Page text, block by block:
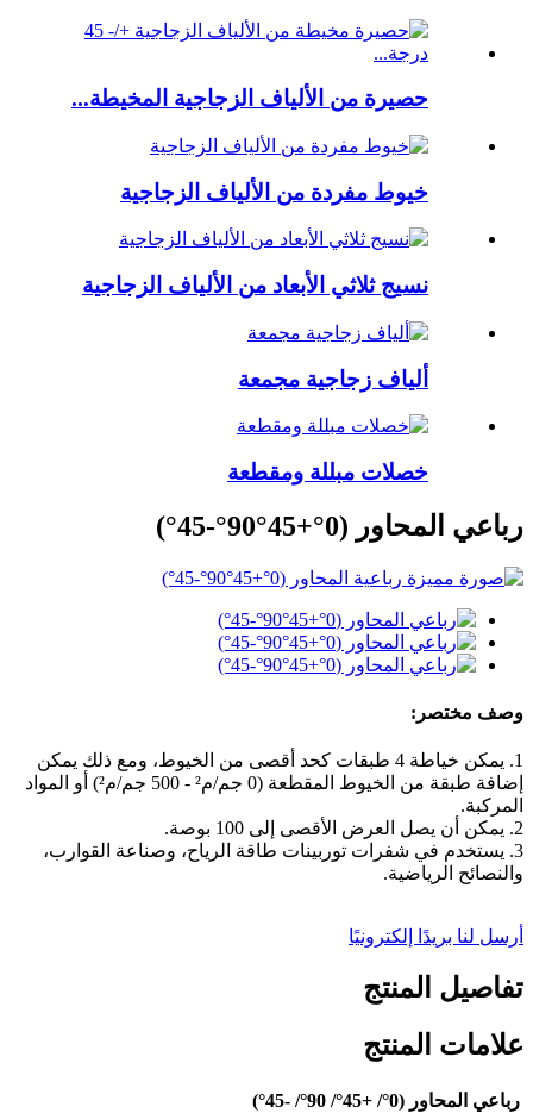
حصيرة من الألياف الزجاجية المخيطة...
خيوط مفردة من الألياف الزجاجية
نسيج ثلاثي الأبعاد من الألياف الزجاجية
ألياف زجاجية مجمعة
خصلات مبللة ومقطعة
رباعي المحاور (0°+45°90°-45°)
وصف مختصر:
1. يمكن خياطة 4 طبقات كحد أقصى من الخيوط، ومع ذلك يمكن
إضافة طبقة من الخيوط المقطعة (0 جم/م² - 500 جم/م²) أو المواد
المركبة.
2. يمكن أن يصل العرض الأقصى إلى 100 بوصة.
3. يستخدم في شفرات توربينات طاقة الرياح، وصناعة القوارب،
والنصائح الرياضية.
أرسل لنا بريدًا إلكترونيًا
تفاصيل المنتج
علامات المنتج
رباعي المحاور (0°/ +45°/ 90°/ -45°)